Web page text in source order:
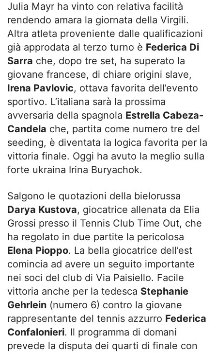
Julia Mayr ha vinto con relativa facilità
rendendo amara la giornata della Virgili.
Altra atleta proveniente dalle qualificazioni
già approdata al terzo turno è Federica Di
Sarra che, dopo tre set, ha superato la
giovane francese, di chiare origini slave,
Irena Pavlovic, ottava favorita dell’evento
sportivo. L’italiana sarà la prossima
avversaria della spagnola Estrella Cabeza-
Candela che, partita come numero tre del
seeding, è diventata la logica favorita per la
vittoria finale. Oggi ha avuto la meglio sulla
forte ukraina Irina Buryachok.
Salgono le quotazioni della bielorussa
Darya Kustova, giocatrice allenata da Elia
Grossi presso il Tennis Club Time Out, che
ha regolato in due partite la pericolosa
Elena Pioppo. La bella giocatrice dell’est
comincia ad avere un seguito importante
nei soci del club di Via Paisiello. Facile
vittoria anche per la tedesca Stephanie
Gehrlein (numero 6) contro la giovane
rappresentante del tennis azzurro Federica
Confalonieri. Il programma di domani
prevede la disputa dei quarti di finale con